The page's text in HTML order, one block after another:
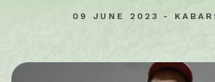
09 JUNE 2023 -